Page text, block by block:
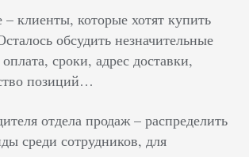
– клиенты, которые хотят купить
обсудить незначительные
сроки, адрес доставки,
позиций…
отдела продаж – распределить
среди сотрудников, для